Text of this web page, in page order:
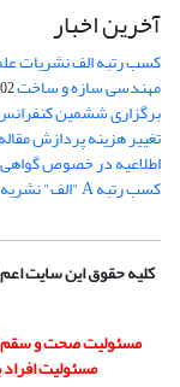
آخرین اخبار
کسب رتبه الف نشریات
مهندسی سازه و ساخت17
برگزاری ششمین
تغییر هزینه پردازش
اطلاعیه در خصوص
کسب رتبه A "الف" نشریه مهندسی سازه و ساخت
کلیه حقوق این سایت
مسئولیت صحت و سقم
مسئولیت